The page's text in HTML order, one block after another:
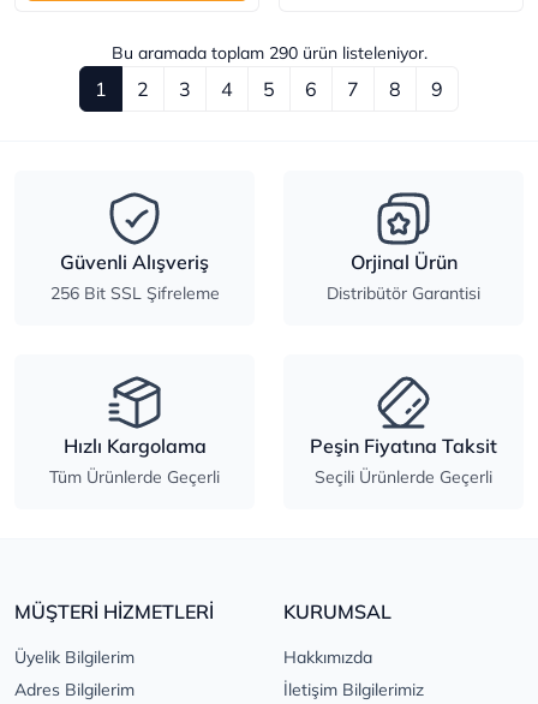
Bu aramada toplam 290ürün listeleniyor.
1 2 3 4 5 6 7 8 9
Güvenli Alışveriş
256 Bit SSL Şifreleme
Orjinal Ürün
Distribütör Garantisi
Hızlı Kargolama
Tüm Ürünlerde Geçerli
Peşin Fiyatına Taksit
Seçili Ürünlerde Geçerli
MÜŞTERİ HİZMETLERİ
Üyelik Bilgilerim
Adres Bilgilerim
KURUMSAL
Hakkımızda
İletişim Bilgilerimiz